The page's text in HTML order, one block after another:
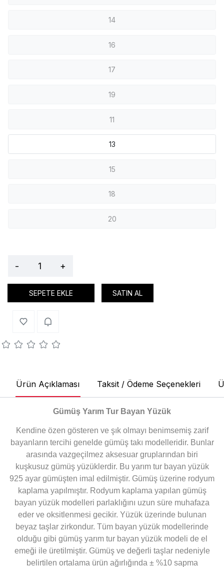
14
16
17
19
11
13
15
18
20
- +
SEPETE EKLE SATIN AL
Ürün Açıklaması Taksit / Ödeme Seçenekleri
Gümüş Yarım Tur Bayan Yüzük
Kendine özen gösteren ve şık olmayı benimsemiş zarif
bayanların tercihi genelde gümüş takı modelleridir. Bunlar
arasında vazgeçilmez aksesuar gruplarından biri
kuşkusuz gümüş yüzüklerdir. Bu yarım tur bayan yüzük
925 ayar gümüşten imal edilmiştir. Gümüş üzerine rodyum
kaplama yapılmıştır. Rodyum kaplama yapılan gümüş
bayan yüzük modelleri parlaklığını uzun süre muhafaza
eder ve oksitlenmesi gecikir. Yüzük üzerinde bulunan
beyaz taşlar zirkondur. Tüm bayan yüzük modellerinde
olduğu gibi gümüş yarım tur bayan yüzük modeli de el
emeği ile üretilmiştir. Gümüş ve değerli taşlar nedeniyle
belirtilen ortalama ürün ağırlığında ± %10 sapma